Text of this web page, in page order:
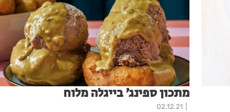
מתכון ספינג׳ בייגלה מלוח
02.12.21